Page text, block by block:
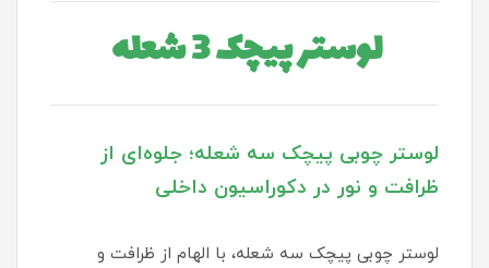
لوستر پیچک 3 شعله
لوستر چوبی پیچک سه شعله؛ جلوه‌ای از
ظرافت و نور در دکوراسیون داخلی
لوستر چوبی پیچک سه شعله، با الهام از ظرافت و